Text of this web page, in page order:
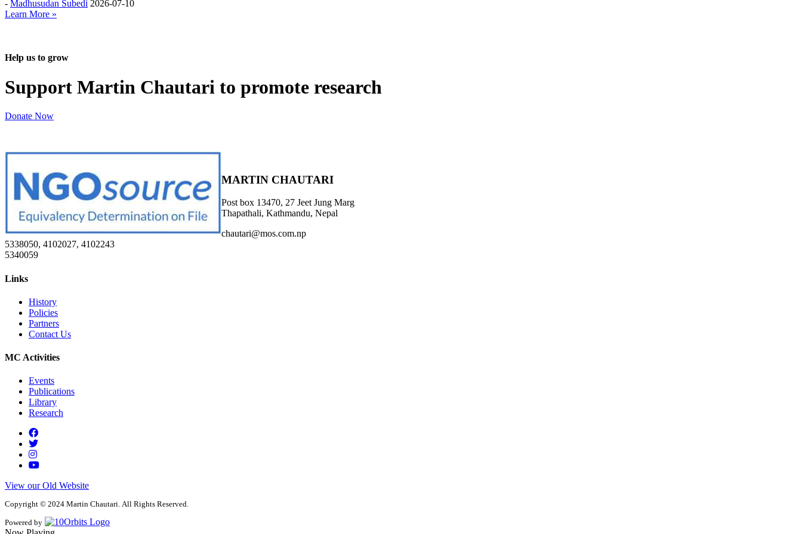
- Madhusudan Subedi 2026-07-10
Learn More »
Help us to grow
Support Martin Chautari to promote research
Donate Now
MARTIN CHAUTARI
Post box 13470, 27 Jeet Jung Marg
Thapathali, Kathmandu, Nepal
chautari@mos.com.np
5338050, 4102027, 4102243
5340059
Links
History
Policies
Partners
Contact Us
MC Activities
Events
Publications
Library
Research
View our Old Website
Copyright © 2024 Martin Chautari. All Rights Reserved.
Powered by